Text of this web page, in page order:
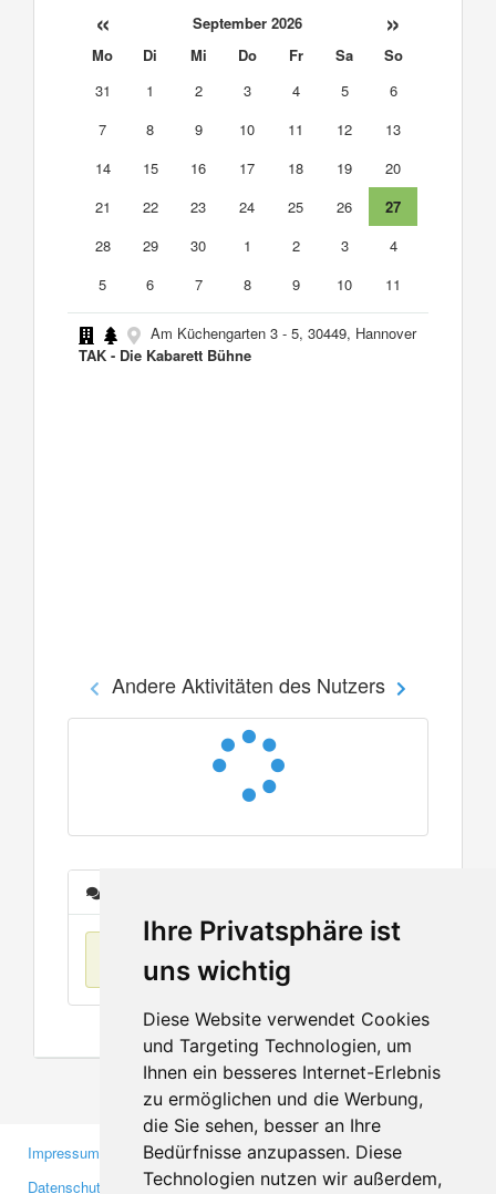
Ihre Privatsphäre ist
uns wichtig
Diese Website verwendet Cookies
und Targeting Technologien, um
Ihnen ein besseres Internet-Erlebnis
zu ermöglichen und die Werbung,
die Sie sehen, besser an Ihre
Bedürfnisse anzupassen. Diese
Technologien nutzen wir außerdem,
« September 2026 »
Mo Di Mi Do Fr Sa
So
31
1 2 3 4 5
6
7
8 9 10 11 12
13
14
15 16 17 18 19
20
21
22 23 24 25 26
27
28
29 30 1 2 3
4
5
6 7 8 9 10 11
Am Küchengarten 3 - 5, 30449, Hannover
TAK - Die Kabarett Bühne
Andere Aktivitäten des Nutzers
Keine Einträge
Impressum
Datenschutzerklärung
Gewerbetreibende
Investoren